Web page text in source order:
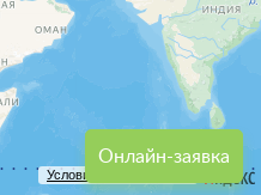
Онлайн-заявка
Условия использования